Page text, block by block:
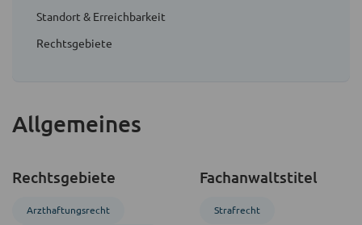
Standort & Erreichbarkeit
Rechtsgebiete
Allgemeines
Rechtsgebiete
Arzthaftungsrecht
Fachanwaltstitel
Strafrecht